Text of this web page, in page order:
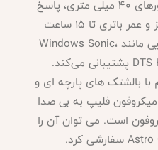
USB-C سازگار است. دارای درایورهای 40 میلی متری، پاسخ
فرکانسی 20 هرتز تا 20 کیلوهرتز و عمر باتری تا 15 ساعت
است. از فناوری‌های صدای فضایی مانند Windows Sonic،
Dolby Atmos و DTS Headphone:X پشتیبانی می‌کند.
با بالشتک های پارچه ای و
فلیپ به بی صدا
است. می توان آن را